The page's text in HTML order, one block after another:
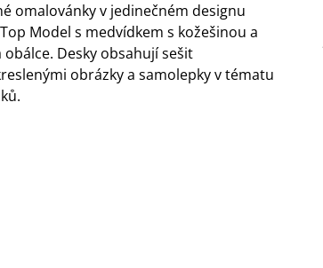
omalovánky v jedinečném designu
Model s medvídkem s kožešinou a
Desky obsahují sešit
obrázky a samolepky v tématu